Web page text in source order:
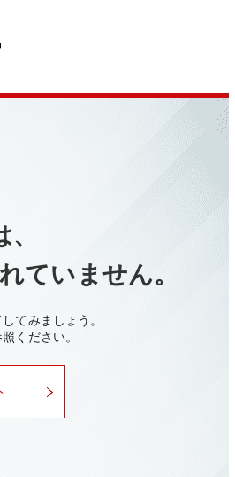
ていません。
てみましょう。
ください。